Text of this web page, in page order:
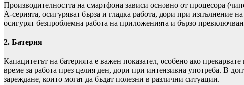
Производителността на смартфона зависи основно от процесора
A-серията, осигуряват бърза и гладка работа, дори при
осигурят безпроблемна работа на приложенията и бързо
2. Батерия
Капацитетът на батерията е важен показател, особено ако
време за работа през целия ден, дори при интензивна употреба. В
зареждане, които могат да бъдат полезни в различни ситуации.